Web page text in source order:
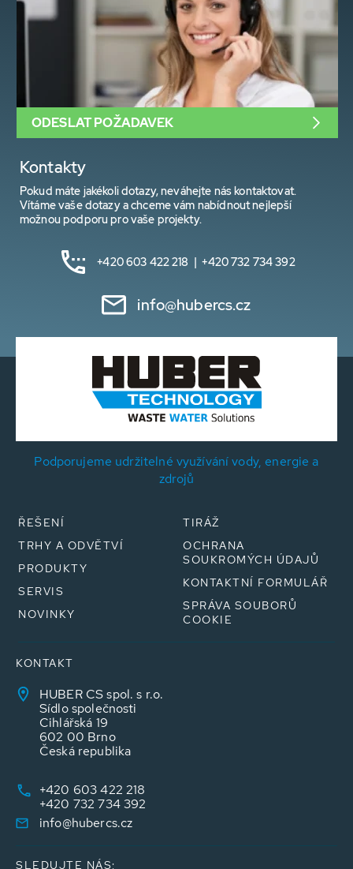
Kontakty
Pokud máte jakékoli dotazy, neváhejte nás kontaktovat.
Vítáme vaše dotazy a chceme vám nabídnout nejlepší
možnou podporu pro vaše projekty.
+420 603 422 218 | +420 732 734 392
info@hubercs.cz
ODESLAT POŽADAVEK
Podporujeme udržitelné využívání vody, energie a
zdrojů
ŘEŠENÍ
TRHY A ODVĚTVÍ
PRODUKTY
SERVIS
NOVINKY
TIRÁŽ
OCHRANA
SOUKROMÝCH ÚDAJŮ
KONTAKTNÍ FORMULÁŘ
SPRÁVA SOUBORŮ
COOKIE
KONTAKT
HUBER CS spol. s r.o.
Sídlo společnosti
Cihlářská 19
602 00 Brno
Česká republika
+420 603 422 218
+420 732 734 392
info@hubercs.cz
SLEDUJTE NÁS: